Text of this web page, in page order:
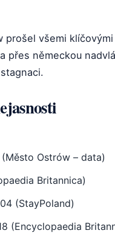
prošel všemi
přes německou
Ostrów – data)
Britannica)
(StayPoland)
(Encyclopaedia